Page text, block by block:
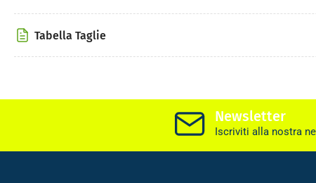
Tabella Taglie
Newsletter
Iscriviti alla nostra